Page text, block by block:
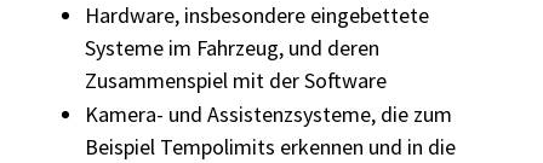
Hardware, insbesondere eingebettete
Systeme im Fahrzeug, und deren
Zusammenspiel mit der Software
Kamera- und Assistenzsysteme, die zum
Beispiel Tempolimits erkennen und in die